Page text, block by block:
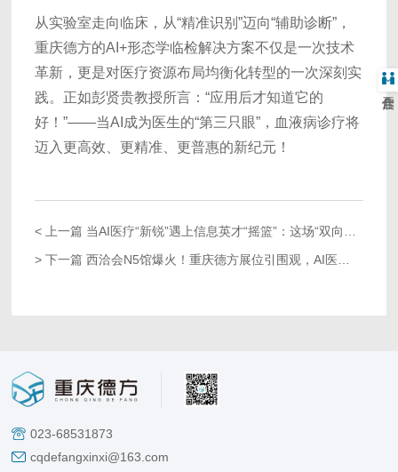
从实验室走向临床，从“精准识别”迈向“辅助诊断”，
重庆德方的AI+形态学临检解决方案不仅是一次技术
革新，更是对医疗资源布局均衡化转型的一次深刻实
践。正如彭贤贵教授所言：“应用后才知道它的
好！”——当AI成为医生的“第三只眼”，血液病诊疗将
迈入更高效、更精准、更普惠的新纪元！
< 上一篇 当AI医疗“新锐”遇上信息英才“摇篮”：这场“双向奔赴”，不止是合作！
> 下一篇
023-68531873
cqdefangxinxi@163.com